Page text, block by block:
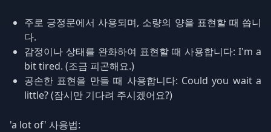
주로 긍정문에서 사용되며, 소량의 양을 표현할 때 씁니
다.
감정이나 상태를 완화하여 표현할 때 사용합니다: I'm a
bit tired. (조금 피곤해요.)
공손한 표현을 만들 때 사용합니다: Could you wait a
little? (잠시만 기다려 주시겠어요?)
'a lot of' 사용법: